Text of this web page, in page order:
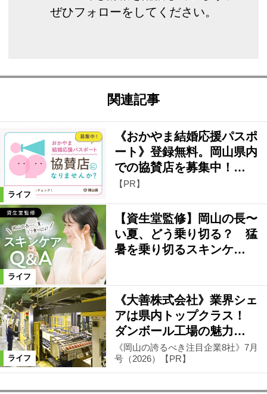
ぜひフォローをしてください。
関連記事
ライフ
《おかやま結婚応援パスポ
ート》登録無料。岡山県内
での協賛店を募集中！…
【PR】
ライフ
【資生堂監修】岡山の長〜
い夏、どう乗り切る？ 猛
暑を乗り切るスキンケ…
ライフ
《大善株式会社》業界シェ
アは県内トップクラス！
ダンボール工場の魅力…
《岡山の誇るべき注目企業8社》7月
号（2026）【PR】